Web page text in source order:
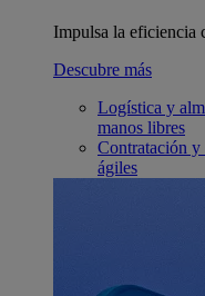
Impulsa la eficiencia
Descubre más
Logística y
manos libres
Contratación y
ágiles